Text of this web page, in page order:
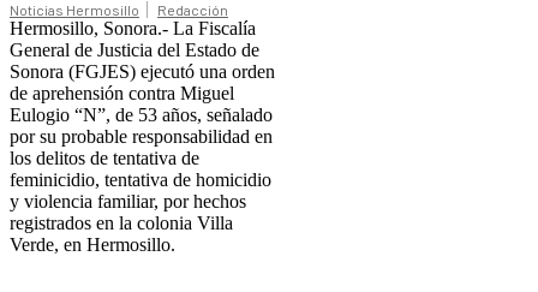
Noticias Hermosillo Redacción
Hermosillo, Sonora.- La Fiscalía
General de Justicia del Estado de
Sonora (FGJES) ejecutó una orden
de aprehensión contra Miguel
Eulogio “N”, de 53 años, señalado
por su probable responsabilidad en
los delitos de tentativa de
feminicidio, tentativa de homicidio
y violencia familiar, por hechos
registrados en la colonia Villa
Verde, en Hermosillo.